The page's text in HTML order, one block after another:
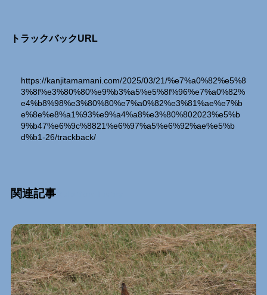
トラックバックURL
https://kanjitamamani.com/2025/03/21/%e7%a0%82%e5%8
3%8f%e3%80%80%e9%b3%a5%e5%8f%96%e7%a0%82%
e4%b8%98%e3%80%80%e7%a0%82%e3%81%ae%e7%b
e%8e%e8%a1%93%e9%a4%a8%e3%80%802023%e5%b
9%b47%e6%9c%8821%e6%97%a5%e6%92%ae%e5%b
d%b1-26/trackback/
関連記事Relation Entry